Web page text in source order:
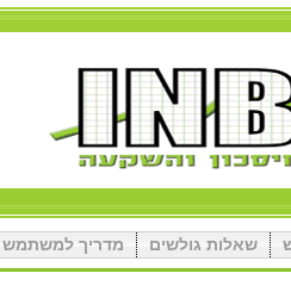
שאלות גולשים מדריך למשתמש